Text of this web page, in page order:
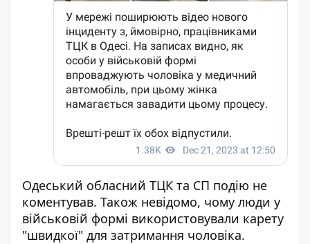
Одеський обласний ТЦК та СП подію не
коментував. Також невідомо, чому люди у
військовій формі використовували карету
"швидкої" для затримання чоловіка.